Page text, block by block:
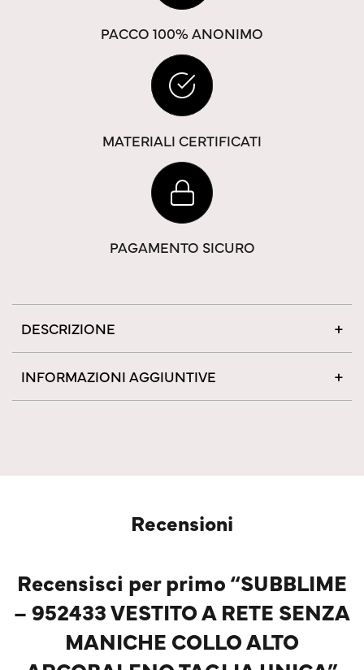
PACCO 100% ANONIMO
MATERIALI CERTIFICATI
PAGAMENTO SICURO
DESCRIZIONE
INFORMAZIONI AGGIUNTIVE
Recensioni
Recensisci per primo “SUBBLIME
– 952433 VESTITO A RETE SENZA
MANICHE COLLO ALTO